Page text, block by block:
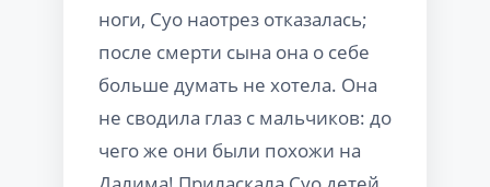
ноги, Суо наотрез отказалась;
после смерти сына она о себе
больше думать не хотела. Она
не сводила глаз с мальчиков: до
чего же они были похожи на